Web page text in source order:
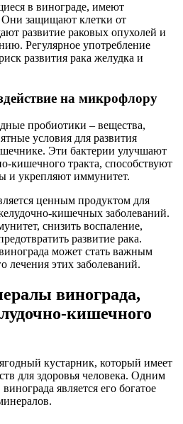
в винограде, имеют
Они защищают клетки от
развитие раковых опухолей и
Регулярное употребление
развития рака желудка и
на микрофлору
пробиотики – вещества,
условия для развития
Эти бактерии улучшают
кишечного тракта, способствуют
и укрепляют иммунитет.
ценным продуктом для
кишечных заболеваний.
снизить воспаление,
развитие рака.
может стать важным
лечения этих заболеваний.
винограда,
кишечного
кустарник, который имеет
для здоровья человека. Одним
является его богатое